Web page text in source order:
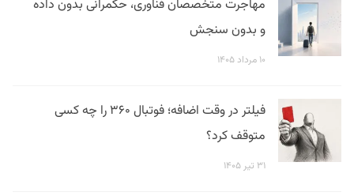
مهاجرت متخصصان فناوری، حکمرانی بدون داده
و بدون سنجش
۱۰ مرداد ۱۴۰۵
فیلتر در وقت اضافه؛ فوتبال ۳۶۰ را چه کسی
متوقف کرد؟
۳۱ تیر ۱۴۰۵